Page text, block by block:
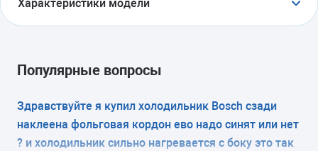
Характеристики модели
холодильник с морозильником
ТИП УПРАВЛЕНИЯ
электромеханическое
Популярные вопросы
Здравствуйте я купил холодильник Bosch сзади
наклеена фольговая кордон ево надо синят или нет
? и холодильник сильно нагревается с боку это так